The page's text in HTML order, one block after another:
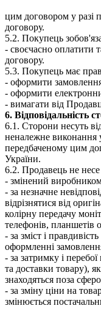
цим договором у
договору.
5.2. Покупець
- своєчасно оплатити
договору.
5.3. Покупець має
- оформити
- оформити
- вимагати від
6. Відповідальність
6.1. Сторони несуть
неналежне виконання
передбаченому цим
України.
6.2. Продавець не несе
- змінений
- за незначне
відрізнятися від
колірну передачу
телефонів, планшетів
- за зміст і
оформленні
- за затримку і
та доставки товару),
знаходяться поза
- за зміну ціни на
змінюється